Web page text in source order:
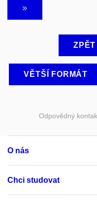
ZPĚT
VĚTŠÍ FORMÁT
Odpovědný
O nás
Chci studovat